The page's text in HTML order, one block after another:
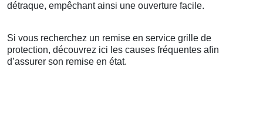
détraque, empêchant ainsi une ouverture facile.
Si vous recherchez un remise en service grille de
protection, découvrez ici les causes fréquentes afin
d’assurer son remise en état.